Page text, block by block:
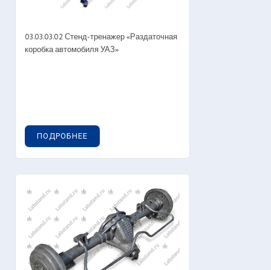
03.03.03.02 Стенд-тренажер «Раздаточная
коробка автомобиля УАЗ»
ПОДРОБНЕЕ